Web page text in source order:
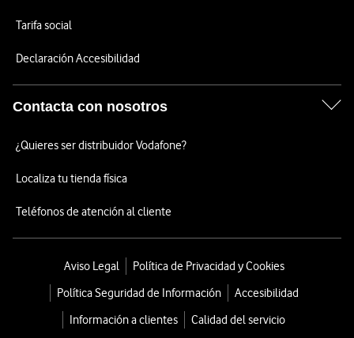
Tarifa social
Declaración Accesibilidad
Contacta con nosotros
¿Quieres ser distribuidor Vodafone?
Localiza tu tienda física
Teléfonos de atención al cliente
Aviso Legal
Política de Privacidad y Cookies
Política Seguridad de Información
Accesibilidad
Información a clientes
Calidad del servicio